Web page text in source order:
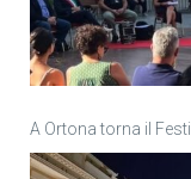
A Ortona torna il